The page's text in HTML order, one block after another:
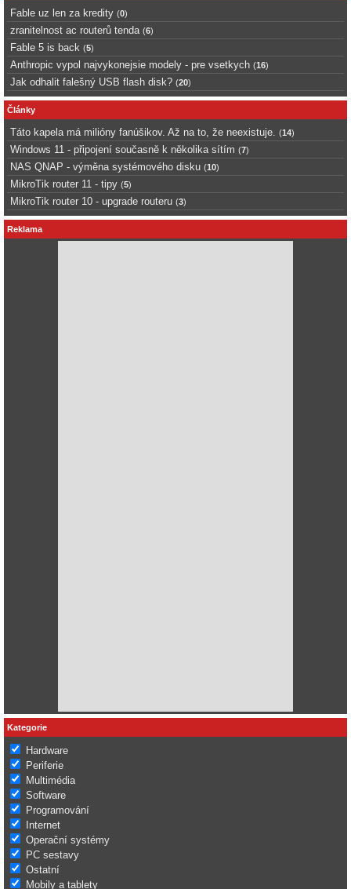
Fable uz len za kredity (0)
zranitelnost ac routerů tenda (6)
Fable 5 is back (5)
Anthropic vypol najvykonejsie modely - pre vsetkych (16)
Jak odhalit falešný USB flash disk? (20)
Články
Táto kapela má milióny fanúšikov. Až na to, že neexistuje. (14)
Windows 11 - připojení současně k několika sítím (7)
NAS QNAP - výměna systémového disku (10)
MikroTik router 11 - tipy (5)
MikroTik router 10 - upgrade routeru (3)
Reklama
Kategorie
Hardware
Periferie
Multimédia
Software
Programování
Internet
Operační systémy
PC sestavy
Ostatní
Mobily a tablety